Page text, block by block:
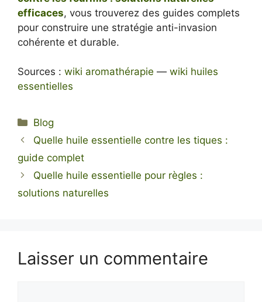
efficaces, vous trouverez des guides complets
pour construire une stratégie anti-invasion
cohérente et durable.
Sources : wiki aromathérapie — wiki huiles
essentielles
Catégories
Blog
Quelle huile essentielle contre les tiques :
guide complet
Quelle huile essentielle pour règles :
solutions naturelles
Laisser un commentaire